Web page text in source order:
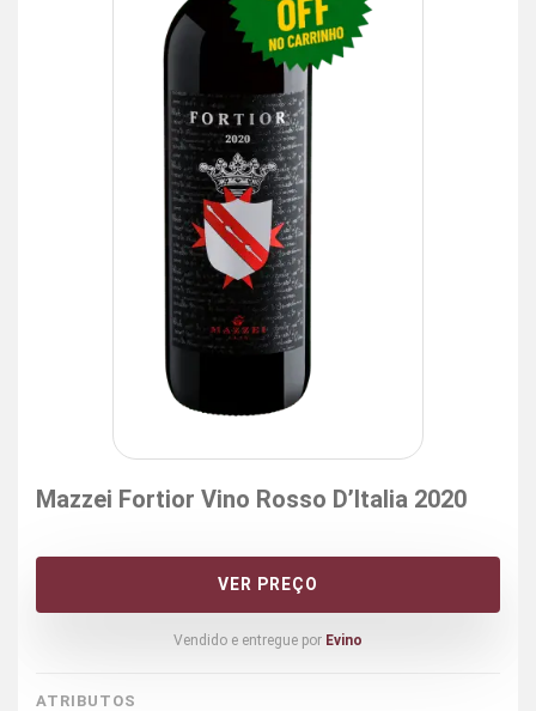
Mazzei Fortior Vino Rosso D’Italia 2020
VER PREÇO
Vendido e entregue por Evino
ATRIBUTOS